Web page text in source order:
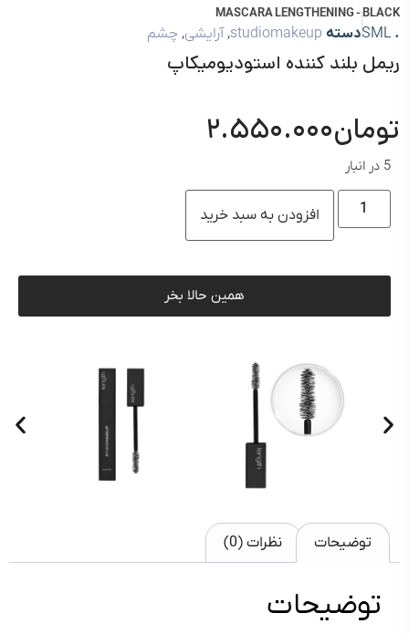
MASCARA LENGTHENING - BLACK
.
SMLدسته studiomakeup
,آرایشی, چشم
ریمل بلند کننده استودیومیکاپ
تومان۲.۵۵۰.۰۰۰
5 در انبار
افزودن به سبد خرید
همین حالا بخر
توضیحات نظرات (0)
توضیحات